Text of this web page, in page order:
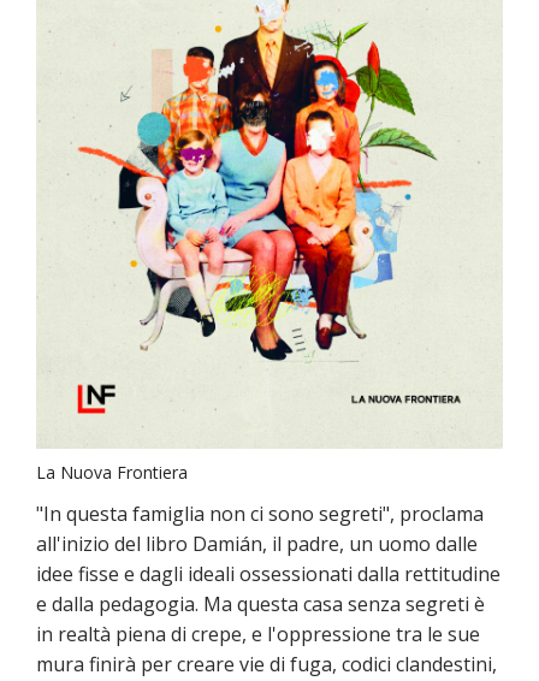
La Nuova Frontiera
"In questa famiglia non ci sono segreti", proclama
all'inizio del libro Damián, il padre, un uomo dalle
idee fisse e dagli ideali ossessionati dalla rettitudine
e dalla pedagogia. Ma questa casa senza segreti è
in realtà piena di crepe, e l'oppressione tra le sue
mura finirà per creare vie di fuga, codici clandestini,